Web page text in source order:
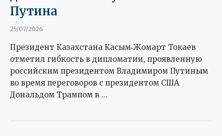
Путина
25/07/2026
Президент Казахстана Касым‑Жомарт Токаев
отметил гибкость в дипломатии, проявленную
российским президентом Владимиром Путиным
во время переговоров с президентом США
Дональдом Трампом в …